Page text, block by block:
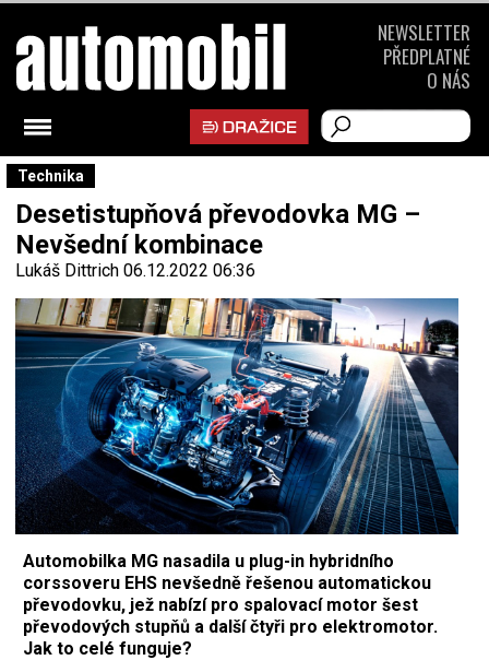
Technika
Desetistupňová převodovka MG –
Nevšední kombinace
Lukáš Dittrich 06.12.2022 06:36
Automobilka MG nasadila u plug-in hybridního
corssoveru EHS nevšedně řešenou automatickou
převodovku, jež nabízí pro spalovací motor šest
převodových stupňů a další čtyři pro elektromotor.
Jak to celé funguje?
NEWSLETTER
PŘEDPLATNÉ
O NÁS